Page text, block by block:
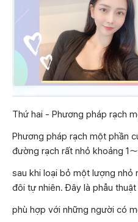
Thứ hai - Phương pháp rạch
Phương pháp rạch một phần
đường rạch rất nhỏ khoảng 1
sau khi loại bỏ một lượng nhỏ
đôi tự nhiên. Đây là phẫu
phù hợp với những người có